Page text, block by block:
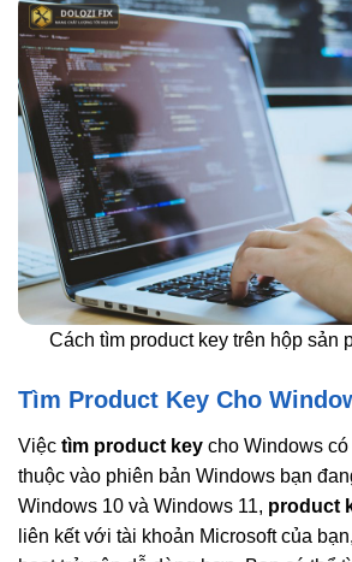
Cách tìm product key trên hộp sản
Tìm Product Key Cho
Việc tìm product key cho Windows
thuộc vào phiên bản Windows bạn
Windows 10 và Windows 11, product
liên kết với tài khoản Microsoft của